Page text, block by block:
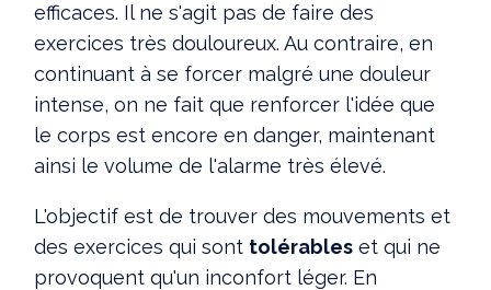
efficaces. Il ne s'agit pas de faire des
exercices très douloureux. Au contraire, en
continuant à se forcer malgré une douleur
intense, on ne fait que renforcer l'idée que
le corps est encore en danger, maintenant
ainsi le volume de l'alarme très élevé.
L'objectif est de trouver des mouvements et
des exercices qui sont tolérables et qui ne
provoquent qu'un inconfort léger. En